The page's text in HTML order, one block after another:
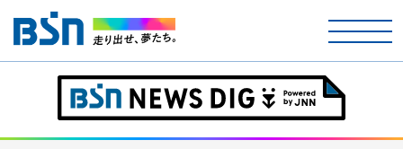
ホーム
テレビ